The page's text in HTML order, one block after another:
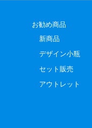
お勧め商品
新商品
デザイン小瓶
セット販売
アウトレット